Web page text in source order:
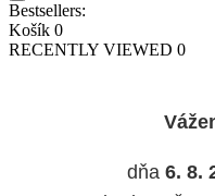
Bestsellers:
Košík 0
RECENTLY VIEWED 0
dňa 6. 8.